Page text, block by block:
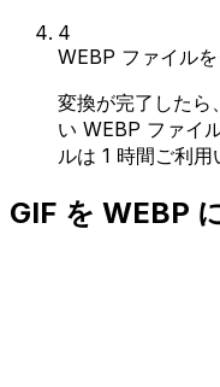
4
WEBP ファイル
変換が完了したら
い WEBP ファイ
ルは 1 時間ご利用
GIF を WEBP